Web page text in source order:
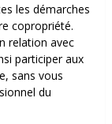
les démarches
copropriété.
relation avec
participer aux
sans vous
du